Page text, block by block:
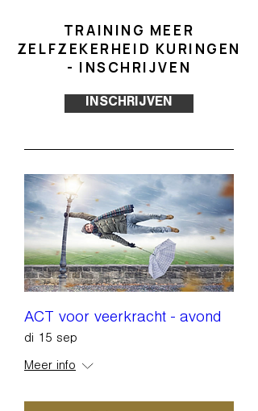
TRAINING MEER
ZELFZEKERHEID KURINGEN
- INSCHRIJVEN
INSCHRIJVEN
ACT voor veerkracht - avond
di 15 sep
Meer info